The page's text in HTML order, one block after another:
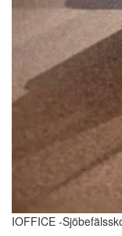
IOFFICE -